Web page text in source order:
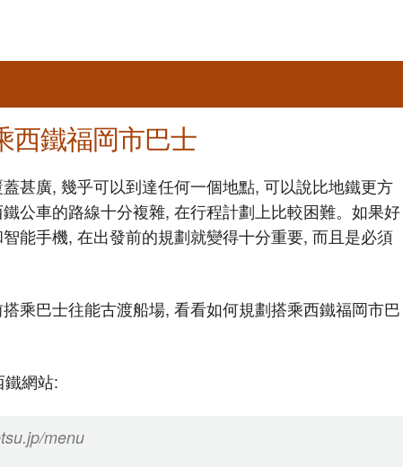
西鐵福岡市巴士
甚廣, 幾乎可以到達任何一個地點, 可以說比地鐵更方
公車的路線十分複雜, 在行程計劃上比較困難。如果好
能手機, 在出發前的規劃就變得十分重要, 而且是必須
乘巴士往能古渡船場, 看看如何規劃搭乘西鐵福岡市巴
網站:
menu